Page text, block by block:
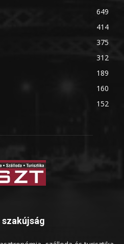
649
414
375
312
189
160
152
szakújság